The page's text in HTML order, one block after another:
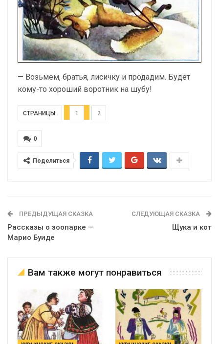
— Возьмем, братья, лисичку и продадим. Будет
кому-то хороший воротник на шубу!
СТРАНИЦЫ: 1 2
0
Поделиться
ПРЕДЫДУЩАЯ СКАЗКА
Рассказы о зоопарке —
Марио Буиде
СЛЕДУЮЩАЯ СКАЗКА
Щука и кот
Вам также могут понравиться